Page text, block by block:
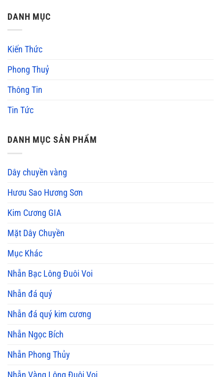
DANH MỤC
Kiến Thức
Phong Thuỷ
Thông Tin
Tin Tức
DANH MỤC SẢN PHẨM
Dây chuyền vàng
Hươu Sao Hương Sơn
Kim Cương GIA
Mặt Dây Chuyền
Mục Khác
Nhẫn Bạc Lông Đuôi Voi
Nhẫn đá quý
Nhẫn đá quý kim cương
Nhẫn Ngọc Bích
Nhẫn Phong Thủy